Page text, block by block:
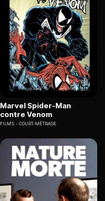
Marvel Spider-Man
contre Venom
FILMS COURT-MÉTRAGE